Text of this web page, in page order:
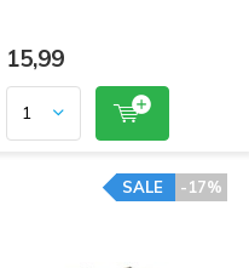
15,99
-17%
SALE